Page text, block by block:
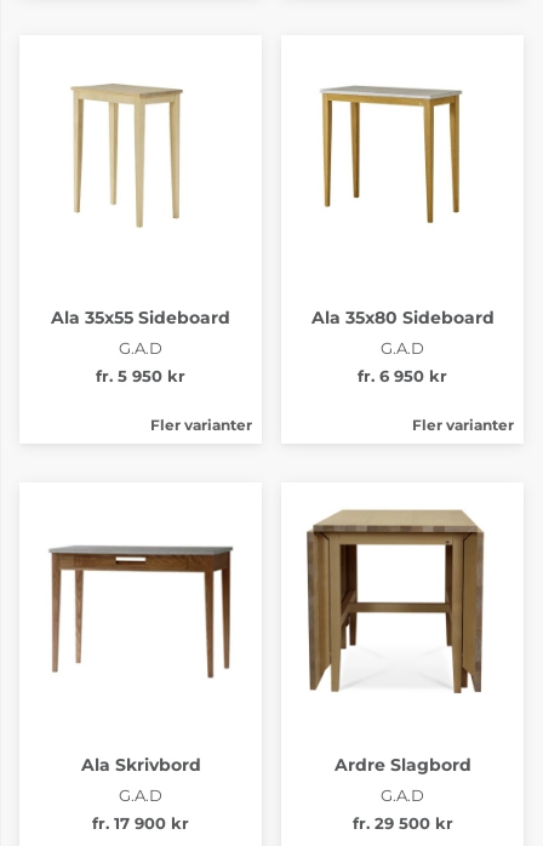
toppskiva och dörrar. När du är klar kan du skriva ut ett
underlag som PDF med alla information och priser. Vilket
gör att vi sen hjälper dig att beställa hem din alldeles egen
designade möbel.
Designa din egna Klinte eller Roma här
Ala 35x55 Sideboard
G.A.D
fr. 5 950 kr
Fler varianter
Ala 35x80 Sideboard
G.A.D
fr. 6 950 kr
Fler varianter
Ala Skrivbord
G.A.D
fr. 17 900 kr
Ardre Slagbord
G.A.D
fr. 29 500 kr